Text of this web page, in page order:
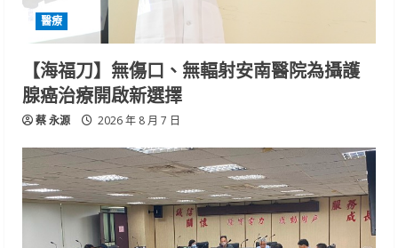
醫療
【海福刀】無傷口、無輻射安南醫院為攝護
腺癌治療開啟新選擇
蔡 永源 2026 年 8 月 7 日